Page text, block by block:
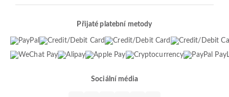
Přijaté platební metody
Sociální média